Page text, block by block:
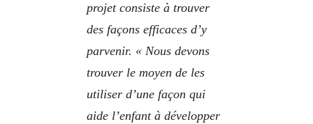
projet consiste à trouver
des façons efficaces d’y
parvenir. « Nous devons
trouver le moyen de les
utiliser d’une façon qui
aide l’enfant à développer